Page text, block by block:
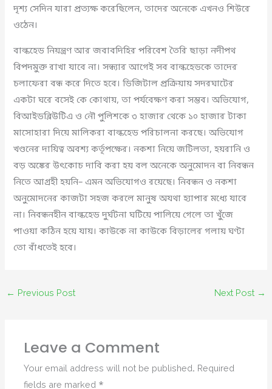
দৃশ্য সেদিন যারা প্রত্যক্ষ করেছিলেন, তাদের অনেকে এখনও শিউরে
ওঠেন।
বাল্কহেড নিয়ন্ত্রণ আর জবাবদিহির পরিবেশ তৈরি ছাড়া নদীপথ
বিপদমুক্ত রাখা যাবে না। সন্ধ্যার আগেই সব বাল্কহেডকে তাদের
চলাফেরা বন্ধ করে দিতে হবে। ডিজিটাল প্রক্রিয়ায় সদরঘাটের
একটা ঘরে বসেই কে কোথায়, তা পর্যবেক্ষণ করা সম্ভব। অভিযোগ,
বিআইডব্লিউটিএ ও নৌ পুলিশকে ৩ হাজার থেকে ১০ হাজার টাকা
মাসোহারা দিয়ে মালিকরা বাল্কহেড পরিচালনা করছে। অভিযোগ
খণ্ডনের দায়িত্ব অবশ্য কর্তৃপক্ষের। নকশা নিয়ে জটিলতা, হয়রানি ও
বড় অঙ্কের উৎকোচ দাবি করা হয় বল অনেকে অনুমোদন বা নিবন্ধন
নিতে আগ্রহী হয়নি– এমন অভিযোগও রয়েছে। নিবন্ধন ও নকশা
অনুমোদনের কাজটা সহজ করলে মানুষ অযথা হ্যাপার মধ্যে যাবে
না। নিবন্ধনহীন বাল্কহেড দুর্ঘটনা ঘটিয়ে পালিয়ে গেলে তা খুঁজে
পাওয়া কঠিন হয়ে যায়। কাউকে না কাউকে বিড়ালের গলায় ঘণ্টা
তো বাঁধতেই হবে।
← Previous Post Next Post →
Leave a Comment
Your email address will not be published. Required
fields are marked *